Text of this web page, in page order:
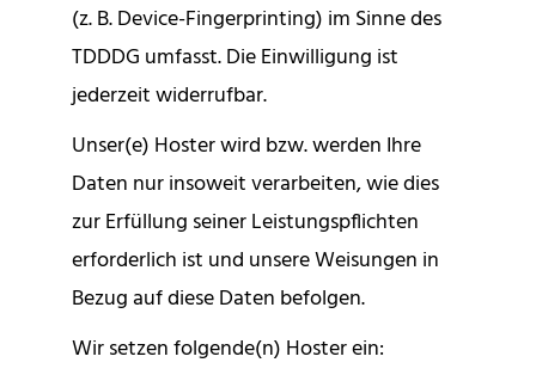
(z. B. Device-Fingerprinting) im Sinne des
TDDDG umfasst. Die Einwilligung ist
jederzeit widerrufbar.
Unser(e) Hoster wird bzw. werden Ihre
Daten nur insoweit verarbeiten, wie dies
zur Erfüllung seiner Leistungspflichten
erforderlich ist und unsere Weisungen in
Bezug auf diese Daten befolgen.
Wir setzen folgende(n) Hoster ein: